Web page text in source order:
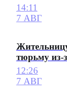
14:11
7 АВГ
тюрьму из-
12:26
7 АВГ